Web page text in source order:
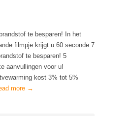
te besparen! In het
filmpje krijgt u 60 seconde 7
te besparen! 5
aanvullingen voor u!
kost 3% tot 5%
more →